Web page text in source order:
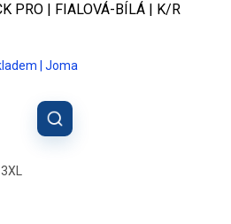
PRO | FIALOVÁ-BÍLÁ | K/R
| Joma
3XL